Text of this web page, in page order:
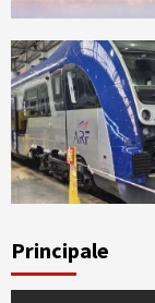
Principale